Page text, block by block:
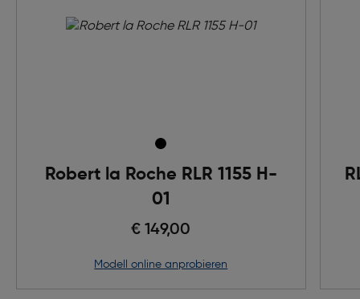
Robert la Roche RLR 1155 H-
01
€ 149,00
Modell online anprobieren